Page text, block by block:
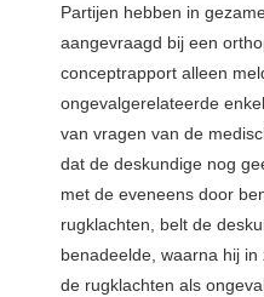
Partijen hebben in
aangevraagd bij een
conceptrapport alleen
ongevalgerelateerde
van vragen van de
dat de deskundige nog
met de eveneens door
rugklachten, belt de
benadeelde, waarna hij
de rugklachten als